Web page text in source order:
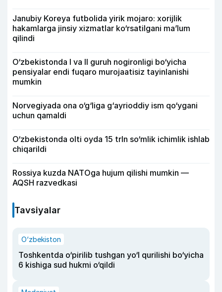
Janubiy Koreya futbolida yirik mojaro: xorijlik
hakamlarga jinsiy xizmatlar ko‘rsatilgani ma’lum
qilindi
O‘zbekistonda I va II guruh nogironligi bo‘yicha
pensiyalar endi fuqaro murojaatisiz tayinlanishi
mumkin
Norvegiyada ona o‘g‘liga g‘ayrioddiy ism qo‘ygani
uchun qamaldi
O‘zbekistonda olti oyda 15 trln so‘mlik ichimlik ishlab
chiqarildi
Rossiya kuzda NATOga hujum qilishi mumkin —
AQSH razvedkasi
Tavsiyalar
O‘zbekiston
Toshkentda o‘pirilib tushgan yo‘l qurilishi bo‘yicha
6 kishiga sud hukmi o‘qildi